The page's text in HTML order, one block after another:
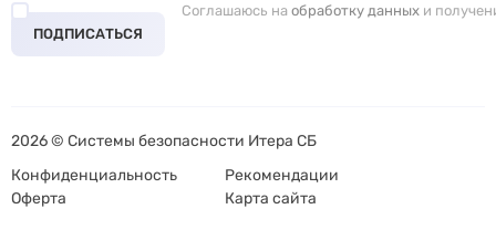
ПОДПИСАТЬСЯ
Соглашаюсь на обработку данных и
2026 © Системы безопасности Итера СБ
Конфиденциальность
Рекомендации
Оферта
Карта сайта